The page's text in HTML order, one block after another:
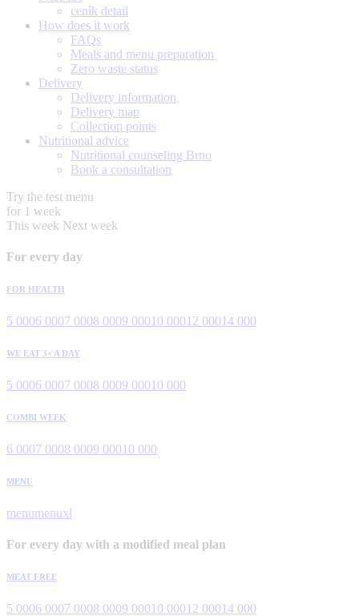
ceník detail
How does it work
FAQs
Meals and menu preparation
Zero waste status
Delivery
Delivery information
Delivery map
Collection points
Nutritional advice
Nutritional counseling Brno
Book a consultation
Try the test menu
for 1 week
This week Next week
For every day
FOR HEALTH
5 0006 0007 0008 0009 00010 00012 00014 000
WE EAT 3× A DAY
5 0006 0007 0008 0009 00010 000
COMBI WEEK
6 0007 0008 0009 00010 000
MENU
menumenuxl
For every day with a modified meal plan
MEAT FREE
5 0006 0007 0008 0009 00010 00012 00014 000